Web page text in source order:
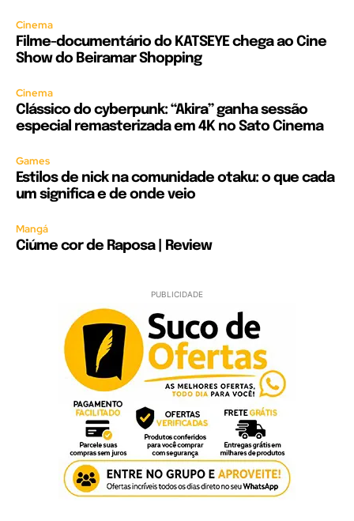
Cinema
Filme-documentário do KATSEYE chega ao Cine
Show do Beiramar Shopping
Cinema
Clássico do cyberpunk: “Akira” ganha sessão
especial remasterizada em 4K no Sato Cinema
Games
Estilos de nick na comunidade otaku: o que cada
um significa e de onde veio
Mangá
Ciúme cor de Raposa | Review
PUBLICIDADE